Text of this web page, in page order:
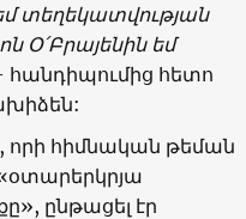
տեղեկատվության
Օ՛Բրայենին եմ
հետո
որի հիմնական թեման
ընթացել էր